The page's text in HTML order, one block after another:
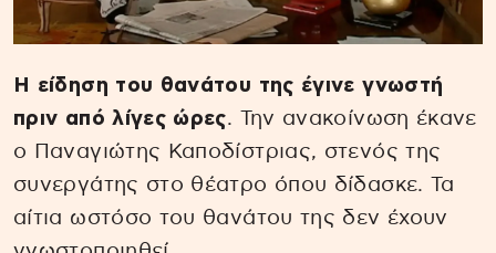
Η είδηση του θανάτου της έγινε γνωστή
πριν από λίγες ώρες. Την ανακοίνωση έκανε
ο Παναγιώτης Καποδίστριας, στενός της
συνεργάτης στο θέατρο όπου δίδασκε. Τα
αίτια ωστόσο του θανάτου της δεν έχουν